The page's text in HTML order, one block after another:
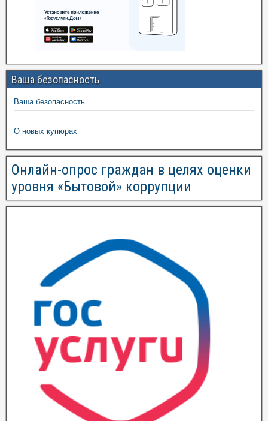
Ваша безопасность
Ваша безопасность
О новых купюрах
Онлайн-опрос граждан в целях оценки
уровня «Бытовой» коррупции